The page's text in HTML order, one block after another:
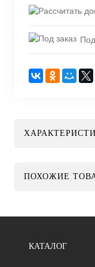
ПОХОЖИЕ
КАТАЛОГ